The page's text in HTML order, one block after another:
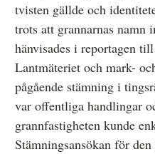
tvisten gällde och
trots att grannarnas namn
hänvisades i reportagen
Lantmäteriet och mark-
pågående stämning i
var offentliga handlingar
grannfastigheten kunde
Stämningsansökan för